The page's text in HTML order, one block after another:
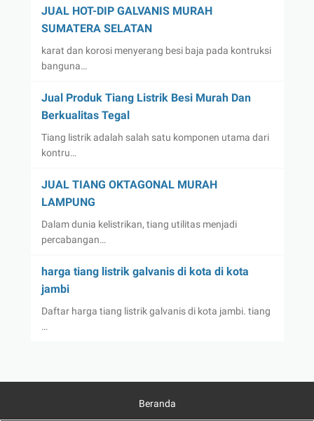
JUAL HOT-DIP GALVANIS MURAH
SUMATERA SELATAN
karat dan korosi menyerang besi baja pada kontruksi
banguna…
Jual Produk Tiang Listrik Besi Murah Dan
Berkualitas Tegal
Tiang listrik adalah salah satu komponen utama dari
kontru…
JUAL TIANG OKTAGONAL MURAH
LAMPUNG
Dalam dunia kelistrikan, tiang utilitas menjadi
percabangan…
harga tiang listrik galvanis di kota di kota
jambi
Daftar harga tiang listrik galvanis di kota jambi. tiang
…
Beranda